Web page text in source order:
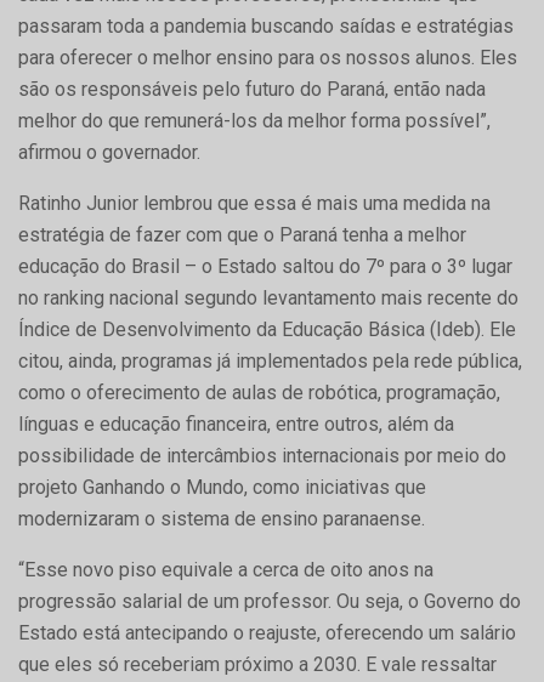
passaram toda a pandemia buscando saídas e estratégias
para oferecer o melhor ensino para os nossos alunos. Eles
são os responsáveis pelo futuro do Paraná, então nada
melhor do que remunerá-los da melhor forma possível”,
afirmou o governador.
Ratinho Junior lembrou que essa é mais uma medida na
estratégia de fazer com que o Paraná tenha a melhor
educação do Brasil – o Estado saltou do 7º para o 3º lugar
no ranking nacional segundo levantamento mais recente do
Índice de Desenvolvimento da Educação Básica (Ideb). Ele
citou, ainda, programas já implementados pela rede pública,
como o oferecimento de aulas de robótica, programação,
línguas e educação financeira, entre outros, além da
possibilidade de intercâmbios internacionais por meio do
projeto Ganhando o Mundo, como iniciativas que
modernizaram o sistema de ensino paranaense.
“Esse novo piso equivale a cerca de oito anos na
progressão salarial de um professor. Ou seja, o Governo do
Estado está antecipando o reajuste, oferecendo um salário
que eles só receberiam próximo a 2030. E vale ressaltar